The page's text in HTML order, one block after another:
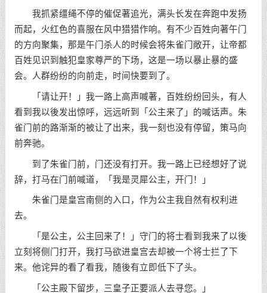
我抓紧缰绳不停的催促著追光，满头长发在奔跑中发扬
而起，火红色的喜服在风中猎猎作响。有不少百姓向著午门
的方向聚集，那是午门杀人的时候会将朱雀门敞开，让帝都
百姓见识到触犯皇家尊严的下场，这是一场以暴止暴的盛
会。人群纷纷的向前走，时间快要到了。
「请让开！」我一路上高声喊著，百姓纷纷回头，有人
看到我以後发出惊呼，远远听到「公主来了」的喊话声。朱
雀门前的路渐渐的被让了出来，我一刻也没有停留，策马向
前奔驰。
到了朱雀门前，门还没有打开。我一路上已经想好了说
辞，打马在门前喊道，「我是灵犀公主，开门！」
朱雀门是皇宫南侧的入口，作为公主我自然有权利进
去。
「是公主，公主回来了！」守门的将士看到我来了以後
立刻将侧门打开，我打马欲进皇宫去却被一个将士拦了下
来。他诧异的看了看我，随後有立即低下了头。
「公主殿下留步，三皇子正要派人去寻您。」